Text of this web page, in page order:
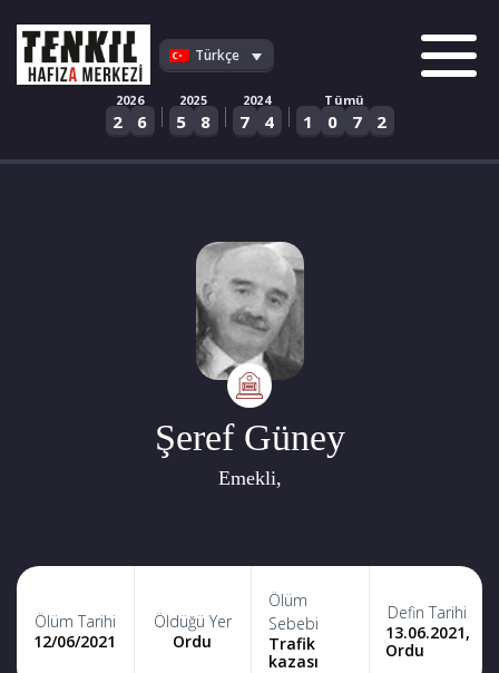
content
Türkçe
2026
2 6 |
2025
5 8 |
2024
7 4 |
Tümü
1 0 7 2
Şeref Güney
Emekli,
Ölüm Tarihi
12/06/2021
Öldüğü Yer
Ordu
Ölüm
Sebebi
Trafik
kazası
Defin Tarihi
13.06.2021,
Ordu